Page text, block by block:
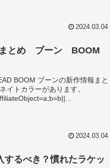
2024.03.04
まとめ ブーン BOOM
BOOM ブーンの新作情報まと
イトカラーがあります。
2024.03.04
するべき？慣れたラケッ